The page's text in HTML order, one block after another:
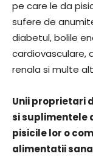
pe care le da
sufere de
diabetul, bolile
cardiovasculare,
renala si multe
Unii proprietari
si suplimentele
pisicile lor o
alimentatii